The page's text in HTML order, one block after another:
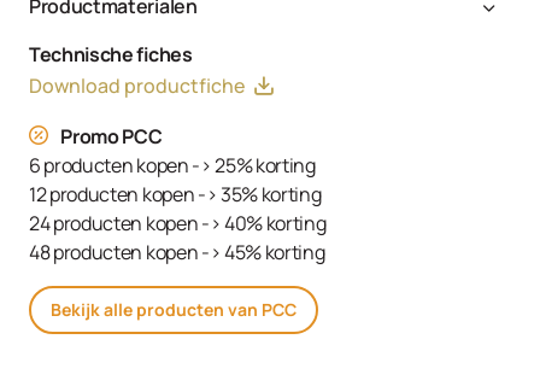
Productmaterialen
SE, Ammonium Hydroxide, Toluene-2,5-Diamine Sulfate,
Decyl Oleate, Sodium Cetearyl Sulfate, Resorcinol,
Tetrasodium EDTA, Parfum (Fragrance), Ethanolamine,
m-Aminophenol, Glycerin, 1,3-Bis-(2,4-Diaminophenoxy)
Propane HCl, Serine, PEG-12 Dimethicone, Ascorbic Acid,
Sodium Hydrosulfite, Carbomer, Sodium Sulfate,
Polyquaternium-2, Sodium Chloride, Linoleamidopropyl
PG-Dimonium Chloride Phosphate, Propylene Glycol
Technische fiches
Download productfiche
Promo PCC
6 producten kopen -> 25% korting
12 producten kopen -> 35% korting
24 producten kopen -> 40% korting
48 producten kopen -> 45% korting
Bekijk alle producten van PCC